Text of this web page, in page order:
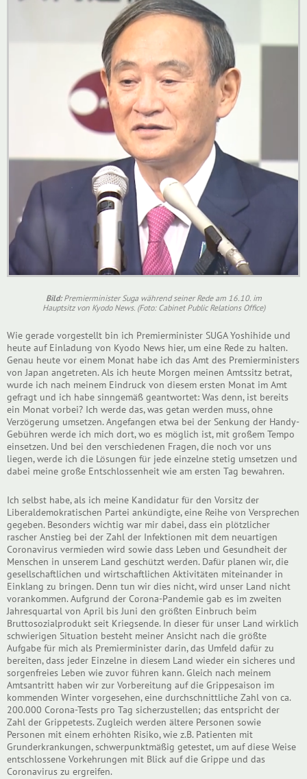
Bild:Premierminister Suga während seiner Rede am 16.10. im
Hauptsitz von Kyodo News. (Foto: Cabinet Public Relations Office)
Wie gerade vorgestellt bin ich Premierminister SUGA Yoshihide und
heute auf Einladung von Kyodo News hier, um eine Rede zu halten.
Genau heute vor einem Monat habe ich das Amt des Premierministers
von Japan angetreten. Als ich heute Morgen meinen Amtssitz betrat,
wurde ich nach meinem Eindruck von diesem ersten Monat im Amt
gefragt und ich habe sinngemäß geantwortet: Was denn, ist bereits
ein Monat vorbei? Ich werde das, was getan werden muss, ohne
Verzögerung umsetzen. Angefangen etwa bei der Senkung der Handy-
Gebühren werde ich mich dort, wo es möglich ist, mit großem Tempo
einsetzen. Und bei den verschiedenen Fragen, die noch vor uns
liegen, werde ich die Lösungen für jede einzelne stetig umsetzen und
dabei meine große Entschlossenheit wie am ersten Tag bewahren.
Ich selbst habe, als ich meine Kandidatur für den Vorsitz der
Liberaldemokratischen Partei ankündigte, eine Reihe von Versprechen
gegeben. Besonders wichtig war mir dabei, dass ein plötzlicher
rascher Anstieg bei der Zahl der Infektionen mit dem neuartigen
Coronavirus vermieden wird sowie dass Leben und Gesundheit der
Menschen in unserem Land geschützt werden. Dafür planen wir, die
gesellschaftlichen und wirtschaftlichen Aktivitäten miteinander in
Einklang zu bringen. Denn tun wir dies nicht, wird unser Land nicht
vorankommen. Aufgrund der Corona-Pandemie gab es im zweiten
Jahresquartal von April bis Juni den größten Einbruch beim
Bruttosozialprodukt seit Kriegsende. In dieser für unser Land wirklich
schwierigen Situation besteht meiner Ansicht nach die größte
Aufgabe für mich als Premierminister darin, das Umfeld dafür zu
bereiten, dass jeder Einzelne in diesem Land wieder ein sicheres und
sorgenfreies Leben wie zuvor führen kann. Gleich nach meinem
Amtsantritt haben wir zur Vorbereitung auf die Grippesaison im
kommenden Winter vorgesehen, eine durchschnittliche Zahl von ca.
200.000 Corona-Tests pro Tag sicherzustellen; das entspricht der
Zahl der Grippetests. Zugleich werden ältere Personen sowie
Personen mit einem erhöhten Risiko, wie z.B. Patienten mit
Grunderkrankungen, schwerpunktmäßig getestet, um auf diese Weise
entschlossene Vorkehrungen mit Blick auf die Grippe und das
Coronavirus zu ergreifen.